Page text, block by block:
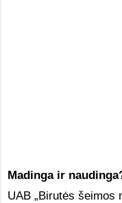
Madinga ir
UAB „Birutės šeimos